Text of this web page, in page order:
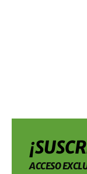
ACCESO